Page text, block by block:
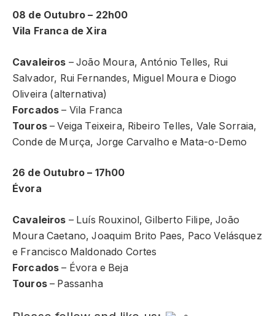
08 de Outubro – 22h00
Vila Franca de Xira
Cavaleiros – João Moura, António Telles, Rui
Salvador, Rui Fernandes, Miguel Moura e Diogo
Oliveira (alternativa)
Forcados – Vila Franca
Touros– Veiga Teixeira, Ribeiro Telles, Vale Sorraia,
Conde de Murça, Jorge Carvalho e Mata-o-Demo
26 de Outubro – 17h00
Évora
Cavaleiros – Luís Rouxinol, Gilberto Filipe, João
Moura Caetano, Joaquim Brito Paes, Paco Velásquez
e Francisco Maldonado Cortes
Forcados – Évora e Beja
Touros– Passanha